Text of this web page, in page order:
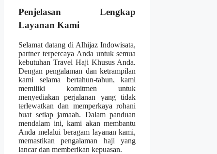
Penjelasan Lengkap
Layanan Kami
Selamat datang di Alhijaz Indowisata,
partner terpercaya Anda untuk semua
kebutuhan Travel Haji Khusus Anda.
Dengan pengalaman dan ketrampilan
kami selama bertahun-tahun, kami
memiliki komitmen untuk
menyediakan perjalanan yang tidak
terlewatkan dan memperkaya rohani
buat setiap jamaah. Dalam panduan
mendalam ini, kami akan membantu
Anda melalui beragam layanan kami,
memastikan pengalaman haji yang
lancar dan memberikan kepuasan.